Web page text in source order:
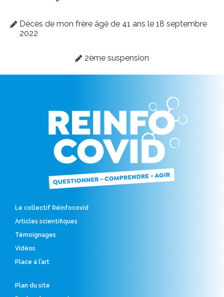
Décès de mon frère âgé de 41 ans le 18 septembre
2022
2ème suspension
Le collectif Réinfocovid
Articles scientifiques
Témoignages
Vidéos
Place à l’art
Plan du site